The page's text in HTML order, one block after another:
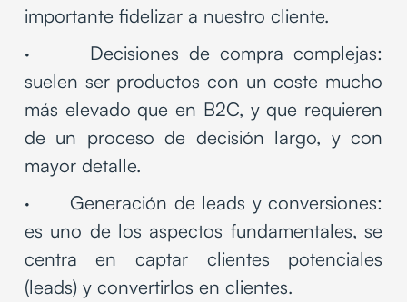
importante fidelizar a nuestro cliente.
· Decisiones de compra complejas:
suelen ser productos con un coste mucho
más elevado que en B2C, y que requieren
de un proceso de decisión largo, y con
mayor detalle.
· Generación de leads y conversiones:
es uno de los aspectos fundamentales, se
centra en captar clientes potenciales
(leads) y convertirlos en clientes.